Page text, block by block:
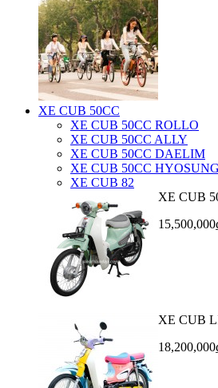
XE CUB 50CC
XE CUB 50CC ROLLO
XE CUB 50CC ALLY
XE CUB 50CC DAELIM
XE CUB 50CC HYOSUNG
XE CUB 82
XE CUB
XE CUB